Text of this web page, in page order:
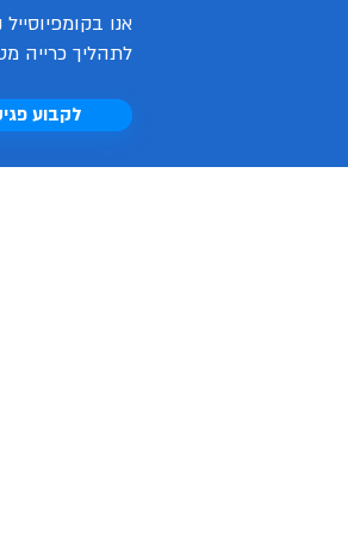
אנו
לתהליך כרייה
לקבוע